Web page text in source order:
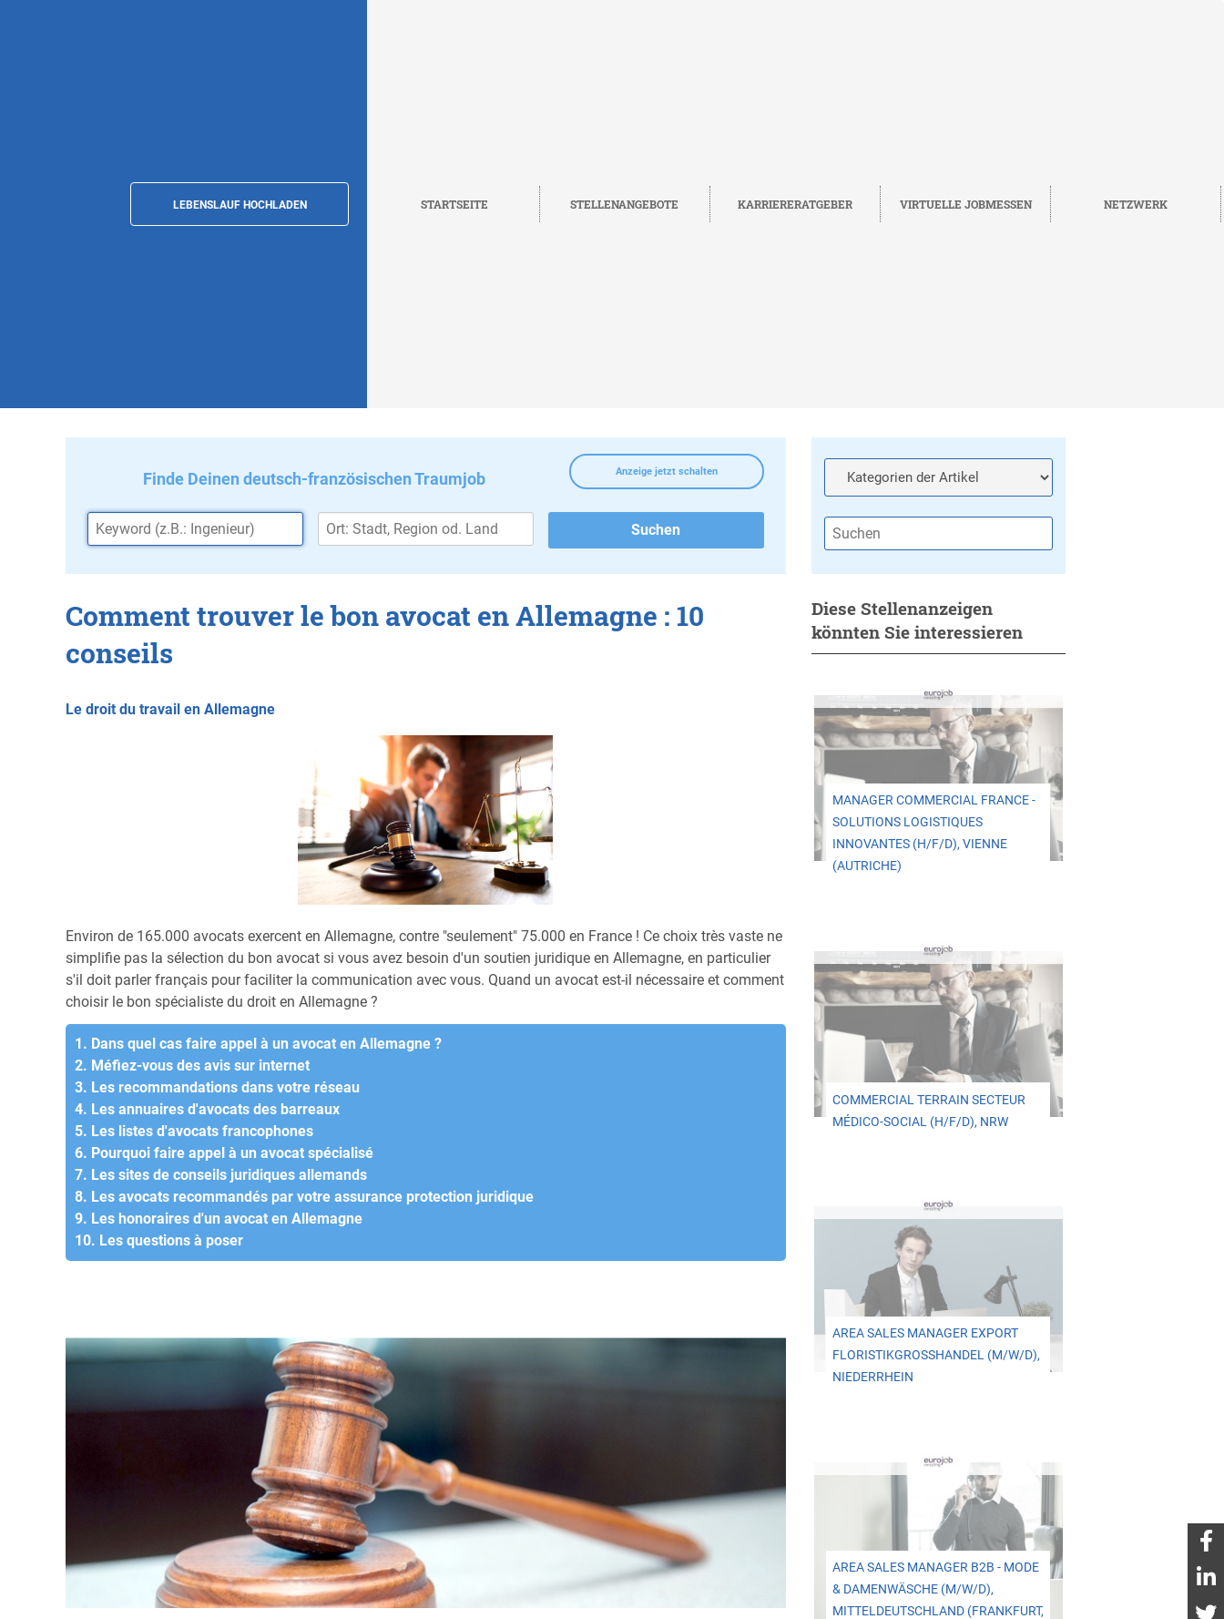
LEBENSLAUF HOCHLADEN STARTSEITE STELLENANGEBOTE KARRIERERATGEBER VIRTUELLE JOBMESSEN NETZWERK
Anzeige jetzt schalten
Finde Deinen deutsch-französischen Traumjob
Comment trouver le bon avocat en Allemagne : 10
conseils
Le droit du travail en Allemagne
Environ de 165.000 avocats exercent en Allemagne, contre "seulement" 75.000 en France ! Ce choix très vaste ne
simplifie pas la sélection du bon avocat si vous avez besoin d'un soutien juridique en Allemagne, en particulier
s'il doit parler français pour faciliter la communication avec vous. Quand un avocat est-il nécessaire et comment
choisir le bon spécialiste du droit en Allemagne ?
1. Dans quel cas faire appel à un avocat en Allemagne ?
2. Méfiez-vous des avis sur internet
3. Les recommandations dans votre réseau
4. Les annuaires d'avocats des barreaux
5. Les listes d'avocats francophones
6. Pourquoi faire appel à un avocat spécialisé
7. Les sites de conseils juridiques allemands
8. Les avocats recommandés par votre assurance protection juridique
9. Les honoraires d'un avocat en Allemagne
10. Les questions à poser
Diese Stellenanzeigen
könnten Sie interessieren
MANAGER COMMERCIAL FRANCE -
SOLUTIONS LOGISTIQUES
INNOVANTES (H/F/D), VIENNE
(AUTRICHE)
COMMERCIAL TERRAIN SECTEUR
MÉDICO-SOCIAL (H/F/D), NRW
AREA SALES MANAGER EXPORT
FLORISTIKGROSSHANDEL (M/W/D), N
IEDERRHEIN
AREA SALES MANAGER B2B - MODE
& DAMENWÄSCHE (M/W/D),
MITTELDEUTSCHLAND (FRANKFURT,